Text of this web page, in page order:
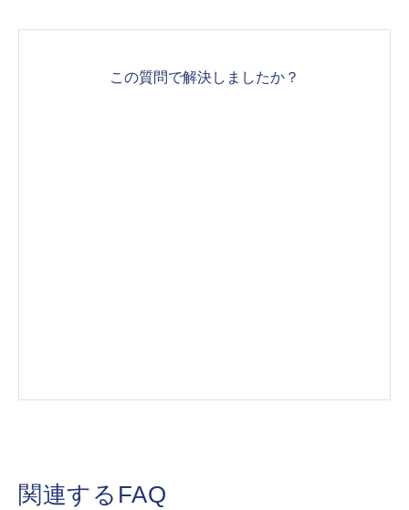
この質問で解決しましたか？
関連するFAQ